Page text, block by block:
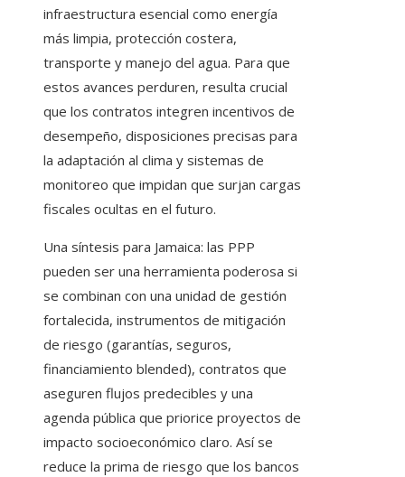
infraestructura esencial como energía
más limpia, protección costera,
transporte y manejo del agua. Para que
estos avances perduren, resulta crucial
que los contratos integren incentivos de
desempeño, disposiciones precisas para
la adaptación al clima y sistemas de
monitoreo que impidan que surjan cargas
fiscales ocultas en el futuro.
Una síntesis para Jamaica: las PPP
pueden ser una herramienta poderosa si
se combinan con una unidad de gestión
fortalecida, instrumentos de mitigación
de riesgo (garantías, seguros,
financiamiento blended), contratos que
aseguren flujos predecibles y una
agenda pública que priorice proyectos de
impacto socioeconómico claro. Así se
reduce la prima de riesgo que los bancos